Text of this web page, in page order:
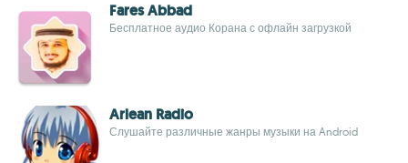
Fares Abbad
Бесплатное аудио Корана с офлайн загрузкой
Arlean Radio
Слушайте различные жанры музыки на Android